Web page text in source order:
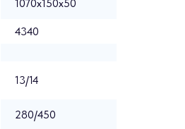
1070x150x50
4340
13/14
280/450